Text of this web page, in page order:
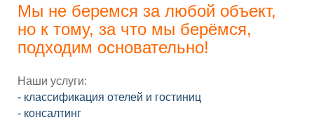
Мы не беремся за любой объект,
но к тому, за что мы берёмся,
подходим основательно!
Наши услуги:
- классификация отелей и гостиниц
- консалтинг